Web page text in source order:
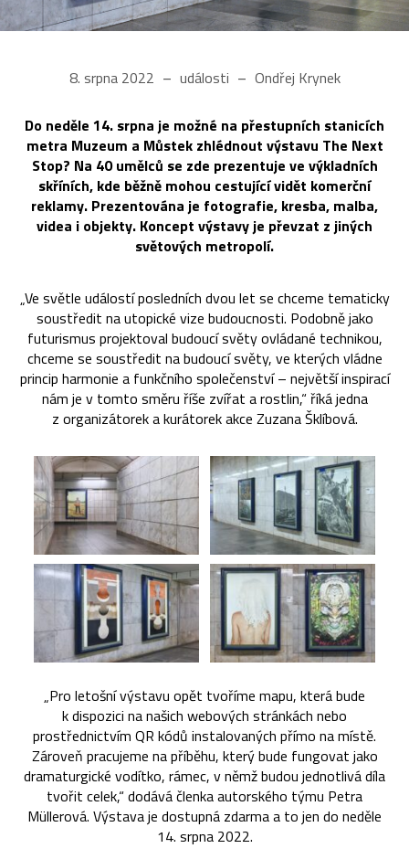
8. srpna 2022 události Ondřej Krynek
Do neděle 14. srpna je možné na přestupních stanicích
metra Muzeum a Můstek zhlédnout výstavu The Next
Stop? Na 40 umělců se zde prezentuje ve výkladních
skříních, kde běžně mohou cestující vidět komerční
reklamy. Prezentována je fotografie, kresba, malba,
videa i objekty. Koncept výstavy je převzat z jiných
světových metropolí.
„Ve světle událostí posledních dvou let se chceme tematicky
soustředit na utopické vize budoucnosti. Podobně jako
futurismus projektoval budoucí světy ovládané technikou,
chceme se soustředit na budoucí světy, ve kterých vládne
princip harmonie a funkčního společenství – největší inspirací
nám je v tomto směru říše zvířat a rostlin,“ říká jedna
z organizátorek a kurátorek akce Zuzana Šklíbová.
„Pro letošní výstavu opět tvoříme mapu, která bude
k dispozici na našich webových stránkách nebo
prostřednictvím QR kódů instalovaných přímo na místě.
Zároveň pracujeme na příběhu, který bude fungovat jako
dramaturgické vodítko, rámec, v němž budou jednotlivá díla
tvořit celek,“ dodává členka autorského týmu Petra
Müllerová. Výstava je dostupná zdarma a to jen do neděle
14. srpna 2022.